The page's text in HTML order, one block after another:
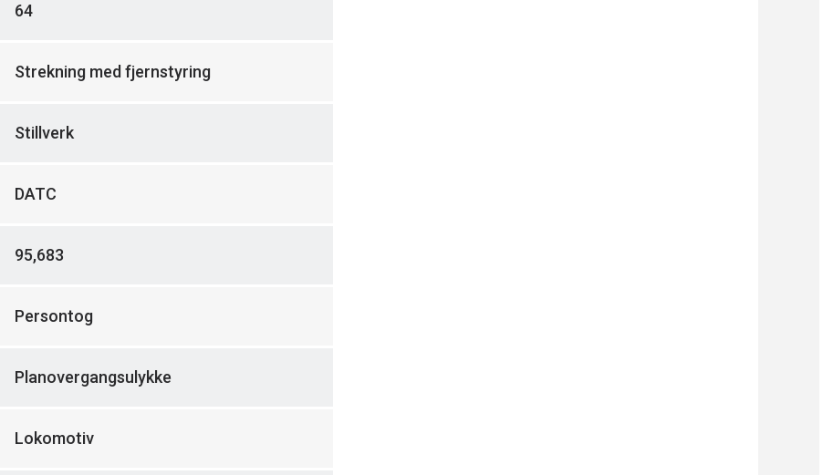
64
Strekning med fjernstyring
Stillverk
DATC
95,683
Persontog
Planovergangsulykke
Lokomotiv